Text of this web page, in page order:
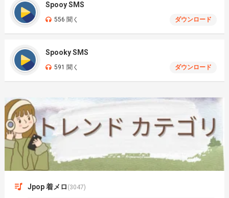
Spooy SMS
556 聞く ダウンロード
Spooky SMS
591 聞く ダウンロード
Jpop 着メロ (3047)